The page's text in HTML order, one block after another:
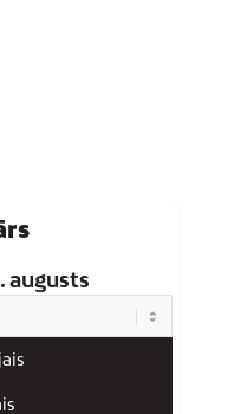
augusts